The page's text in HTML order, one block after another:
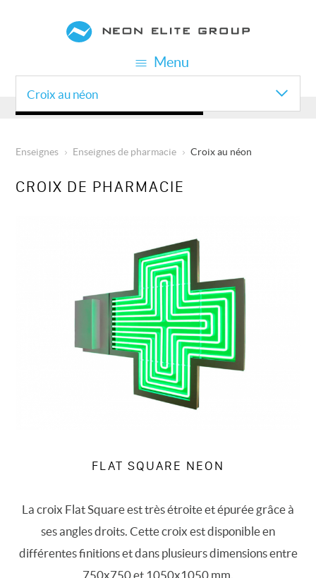
principal
Menu
Croix au néon
FIL
Enseignes Enseignes de pharmacie Croix au néon
CROIX DE PHARMACIE
FLAT SQUARE NEON
La croix Flat Square est très étroite et épurée grâce à
ses angles droits. Cette croix est disponible en
différentes finitions et dans plusieurs dimensions entre
750x750 et 1050x1050 mm.